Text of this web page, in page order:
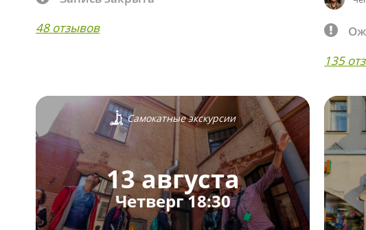
48 отзывов
135
Самокатные экскурсии
13 августа
Четверг 18:30